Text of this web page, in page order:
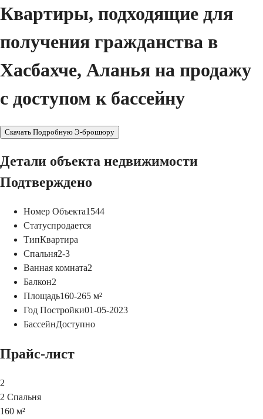
Квартиры, подходящие для
получения гражданства в
Хасбахче, Аланья на продажу
с доступом к бассейну
Скачать Подробную Э-брошюру
Детали объекта недвижимости
Подтверждено
Номер Объекта1544
Статуспродается
ТипКвартира
Спальня2-3
Ванная комната2
Балкон2
Площадь160-265 м²
Год Постройки01-05-2023
БассейнДоступно
Прайс-лист
2
2 Спальня
160 м²